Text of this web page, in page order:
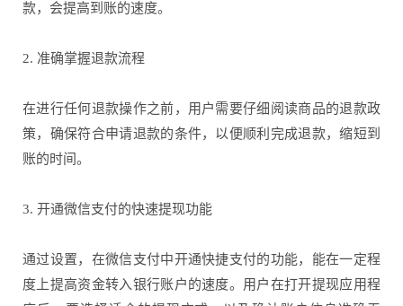
款，会提高到账的速度。
2. 准确掌握退款流程
在进行任何退款操作之前，用户需要仔细阅读商品的退款政
策，确保符合申请退款的条件，以便顺利完成退款，缩短到
账的时间。
3. 开通微信支付的快速提现功能
通过设置，在微信支付中开通快捷支付的功能，能在一定程
度上提高资金转入银行账户的速度。用户在打开提现应用程